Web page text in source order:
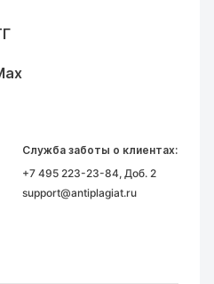
Служба заботы о клиентах:
+7 495 223-23-84, Доб. 2
support@antiplagiat.ru